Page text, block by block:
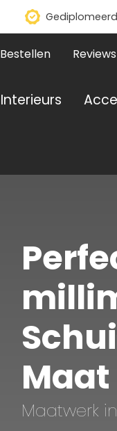
Bestellen Reviews
Interieurs
Maat
Maatwerk